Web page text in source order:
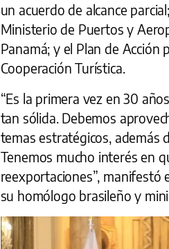
un acuerdo de alcance
Ministerio de Puertos y
Panamá; y el Plan de Acción
Cooperación Turística.
“Es la primera vez en 30
tan sólida. Debemos
temas estratégicos, además
Tenemos mucho interés en
reexportaciones”, manifestó
su homólogo brasileño y